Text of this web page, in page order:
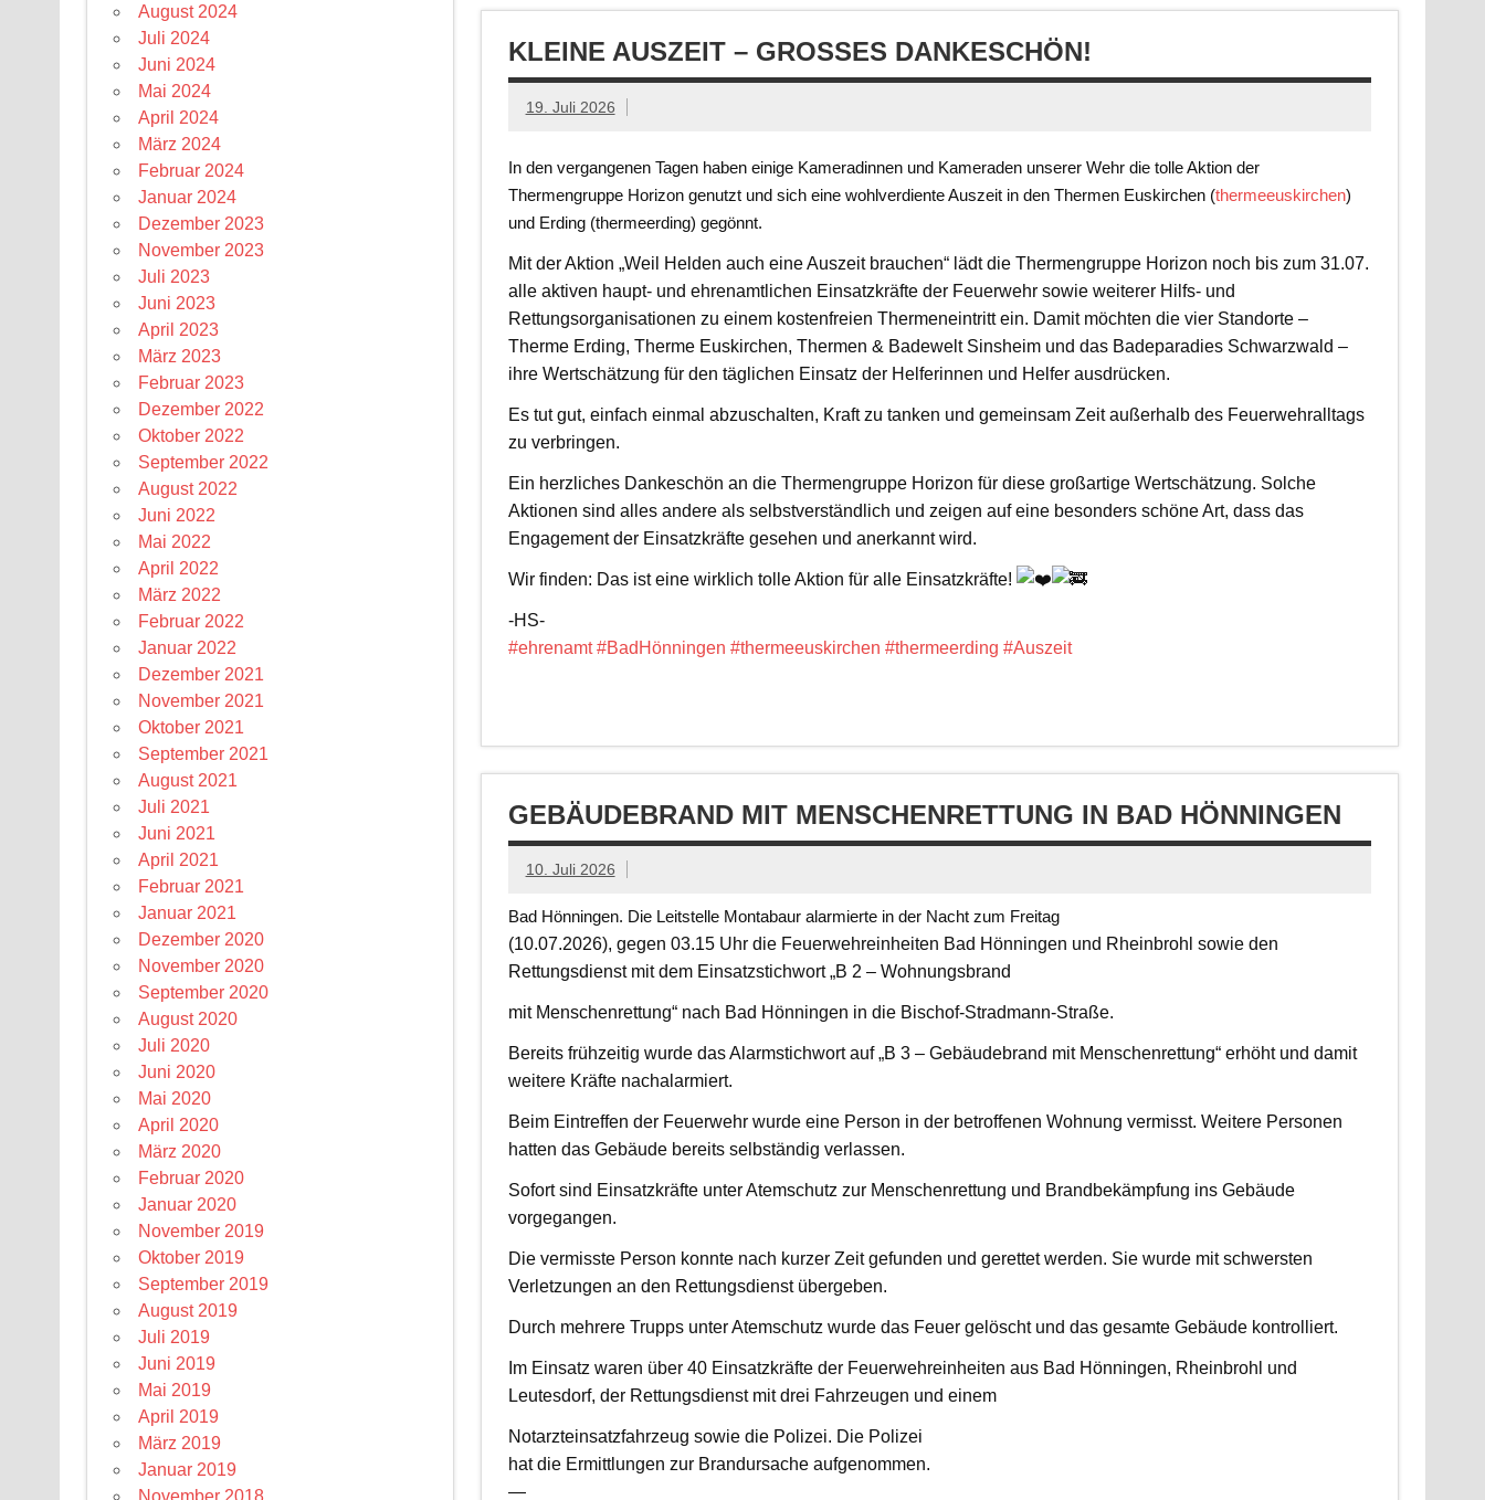
KLEINE AUSZEIT – GROSSES DANKESCHÖN!
19. Juli 2026
In den vergangenen Tagen haben einige Kameradinnen und Kameraden unserer Wehr die tolle Aktion der
Thermengruppe Horizon genutzt und sich eine wohlverdiente Auszeit in den Thermen Euskirchen (thermeeuskirchen)
und Erding (thermeerding) gegönnt.
Mit der Aktion „Weil Helden auch eine Auszeit brauchen“ lädt die Thermengruppe Horizon noch bis zum 31.07.
alle aktiven haupt- und ehrenamtlichen Einsatzkräfte der Feuerwehr sowie weiterer Hilfs- und
Rettungsorganisationen zu einem kostenfreien Thermeneintritt ein. Damit möchten die vier Standorte –
Therme Erding, Therme Euskirchen, Thermen & Badewelt Sinsheim und das Badeparadies Schwarzwald –
ihre Wertschätzung für den täglichen Einsatz der Helferinnen und Helfer ausdrücken.
Es tut gut, einfach einmal abzuschalten, Kraft zu tanken und gemeinsam Zeit außerhalb des Feuerwehralltags
zu verbringen.
Ein herzliches Dankeschön an die Thermengruppe Horizon für diese großartige Wertschätzung. Solche
Aktionen sind alles andere als selbstverständlich und zeigen auf eine besonders schöne Art, dass das
Engagement der Einsatzkräfte gesehen und anerkannt wird.
Wir finden: Das ist eine wirklich tolle Aktion für alle Einsatzkräfte!
-HS-
#ehrenamt #BadHönningen #thermeeuskirchen #thermeerding #Auszeit
GEBÄUDEBRAND MIT MENSCHENRETTUNG IN BAD HÖNNINGEN
10. Juli 2026
Bad Hönningen. Die Leitstelle Montabaur alarmierte in der Nacht zum Freitag
(10.07.2026), gegen 03.15 Uhr die Feuerwehreinheiten Bad Hönningen und Rheinbrohl sowie den
Rettungsdienst mit dem Einsatzstichwort „B 2 – Wohnungsbrand
mit Menschenrettung“ nach Bad Hönningen in die Bischof-Stradmann-Straße.
Bereits frühzeitig wurde das Alarmstichwort auf „B 3 – Gebäudebrand mit Menschenrettung“ erhöht und damit
weitere Kräfte nachalarmiert.
Beim Eintreffen der Feuerwehr wurde eine Person in der betroffenen Wohnung vermisst. Weitere Personen
hatten das Gebäude bereits selbständig verlassen.
Sofort sind Einsatzkräfte unter Atemschutz zur Menschenrettung und Brandbekämpfung ins Gebäude
vorgegangen.
Die vermisste Person konnte nach kurzer Zeit gefunden und gerettet werden. Sie wurde mit schwersten
Verletzungen an den Rettungsdienst übergeben.
Durch mehrere Trupps unter Atemschutz wurde das Feuer gelöscht und das gesamte Gebäude kontrolliert.
Im Einsatz waren über 40 Einsatzkräfte der Feuerwehreinheiten aus Bad Hönningen, Rheinbrohl und
Leutesdorf, der Rettungsdienst mit drei Fahrzeugen und einem
Notarzteinsatzfahrzeug sowie die Polizei. Die Polizei
hat die Ermittlungen zur Brandursache aufgenommen.
—
August 2024
Juli 2024
Juni 2024
Mai 2024
April 2024
März 2024
Februar 2024
Januar 2024
Dezember 2023
November 2023
Juli 2023
Juni 2023
April 2023
März 2023
Februar 2023
Dezember 2022
Oktober 2022
September 2022
August 2022
Juni 2022
Mai 2022
April 2022
März 2022
Februar 2022
Januar 2022
Dezember 2021
November 2021
Oktober 2021
September 2021
August 2021
Juli 2021
Juni 2021
April 2021
Februar 2021
Januar 2021
Dezember 2020
November 2020
September 2020
August 2020
Juli 2020
Juni 2020
Mai 2020
April 2020
März 2020
Februar 2020
Januar 2020
November 2019
Oktober 2019
September 2019
August 2019
Juli 2019
Juni 2019
Mai 2019
April 2019
März 2019
Januar 2019